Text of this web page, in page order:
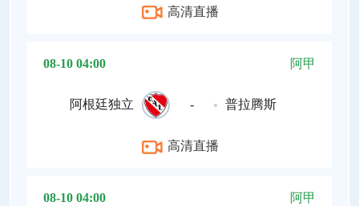
高清直播
08-10 04:00 阿甲
阿根廷独立 - 普拉腾斯
高清直播
08-10 04:00 阿甲